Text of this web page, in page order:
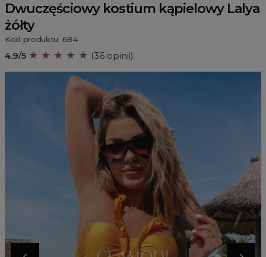
Dwuczęściowy kostium kąpielowy Lalya
żółty
Kod produktu: 684
4.9/5 ★ ★ ★ ★ ★ (36 opinii)